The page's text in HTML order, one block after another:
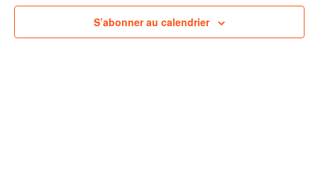
S’abonner au calendrier